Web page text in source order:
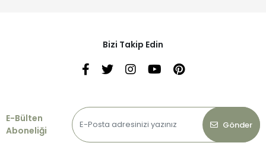
Bizi Takip Edin
E-Bülten
Aboneliği
Gönder